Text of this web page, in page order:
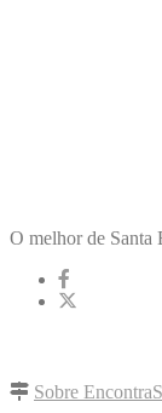
O melhor de Santa
Sobre